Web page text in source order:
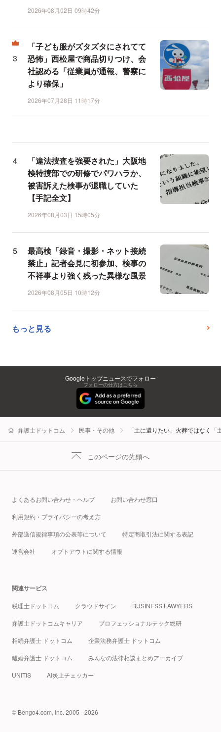
2026年08月02日 09時42分
「子ども服がズタズタにされてて
恐怖」西松屋で商品切りつけ、会
社認める「従業員が通報、警察に
より確保」
2026年07月28日 11時17分
「違法捜査を強要された」大阪地
検特捜部での研修でパワハラか、
被害訴えた検事が退職していた
【手記全文】
2026年08月03日 15時05分
最高検「録音・撮影・ネット接続
禁止」記者会見に初参加、検事の
不祥事より強く残った異様な風景
2026年08月05日 10時12分
もっと見る
Googleトップニュースでフォロー
フォローの仕方はこちら
弁護士ドットコム 民事・その他 「土に還りたい」火葬ではなく
このページの先頭へ
よくあるお問い合わせ・ヘルプ お問い合わせ窓口
利用規約・プライバシーの考え方
外部送信規律事項の公表等について 特定商取引法に関する表記
運営会社 オプトアウトに関する情報
関連サービス
税理士ドットコム クラウドサイン BUSINESS LAWYERS
弁護士ドットコムキャリア プロフェッショナルテック総研
相続弁護士 ドットコム 企業法務弁護士 ドットコム
離婚弁護士 ドットコム みんなの法律相談まとめアーカイブ
UNITIS AI炎上チェッカー
© Bengo4.com, Inc. 2005 - 2026